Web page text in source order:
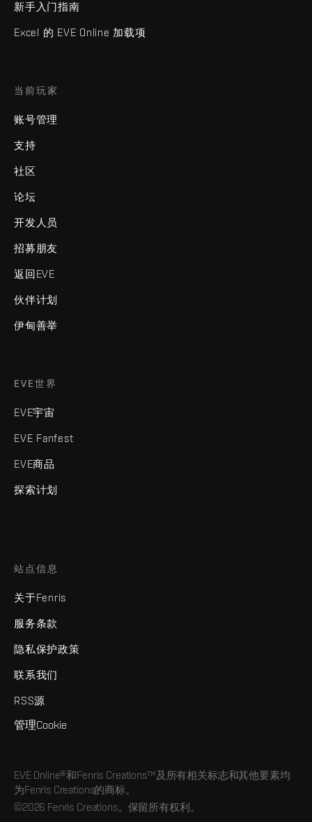
新手入门指南
Excel 的 EVE Online 加载项
当前玩家
账号管理
支持
社区
论坛
开发人员
招募朋友
返回EVE
伙伴计划
伊甸善举
EVE世界
EVE宇宙
EVE Fanfest
EVE商品
探索计划
站点信息
关于Fenris
服务条款
隐私保护政策
联系我们
RSS源
管理Cookie
EVE Online®和Fenris Creations™及所有相关标志和其他要素均
为Fenris Creations的商标。
©2026 Fenris Creations。保留所有权利。